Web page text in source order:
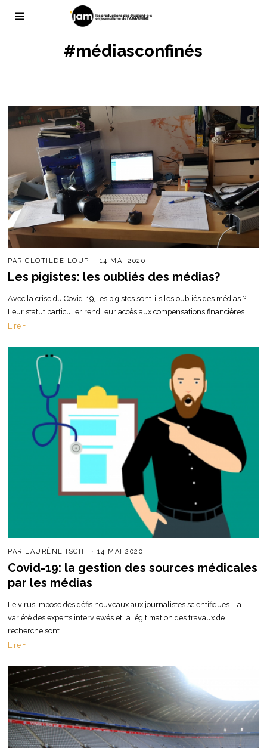
#médiasconfinés
PARCLOTILDE LOUP 14 MAI 2020
Les pigistes: les oubliés des médias?
Avec la crise du Covid-19, les pigistes sont-ils les oubliés des médias ?
Leur statut particulier rend leur accès aux compensations financières
Lire +
PAR LAURÈNE ISCHI 14 MAI 2020
Covid-19: la gestion des sources médicales
par les médias
Le virus impose des défis nouveaux aux journalistes scientifiques. La
variété des experts interviewés et la légitimation des travaux de
recherche sont
Lire +